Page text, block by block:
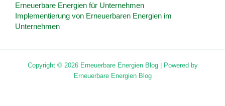
Erneuerbare Energien für Unternehmen
Implementierung von Erneuerbaren Energien im
Unternehmen
Copyright © 2026 Erneuerbare Energien Blog | Powered by
Erneuerbare Energien Blog